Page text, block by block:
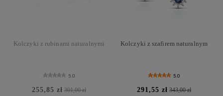
Kolczyki z rubinami naturalnymi
5.0
255,85 zł 301,00 zł
Kolczyki z szafirem naturalnym
5.0
291,55 zł 343,00 zł